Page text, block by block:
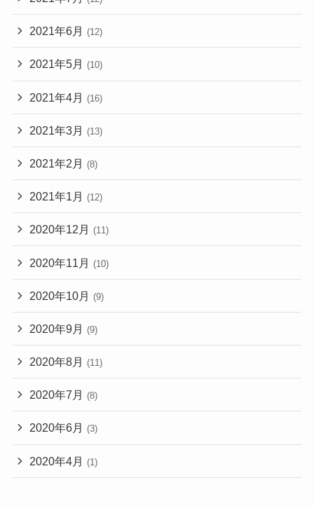
2021年6月 (12)
2021年5月 (10)
2021年4月 (16)
2021年3月 (13)
2021年2月 (8)
2021年1月 (12)
2020年12月 (11)
2020年11月 (10)
2020年10月 (9)
2020年9月 (9)
2020年8月 (11)
2020年7月 (8)
2020年6月 (3)
2020年4月 (1)